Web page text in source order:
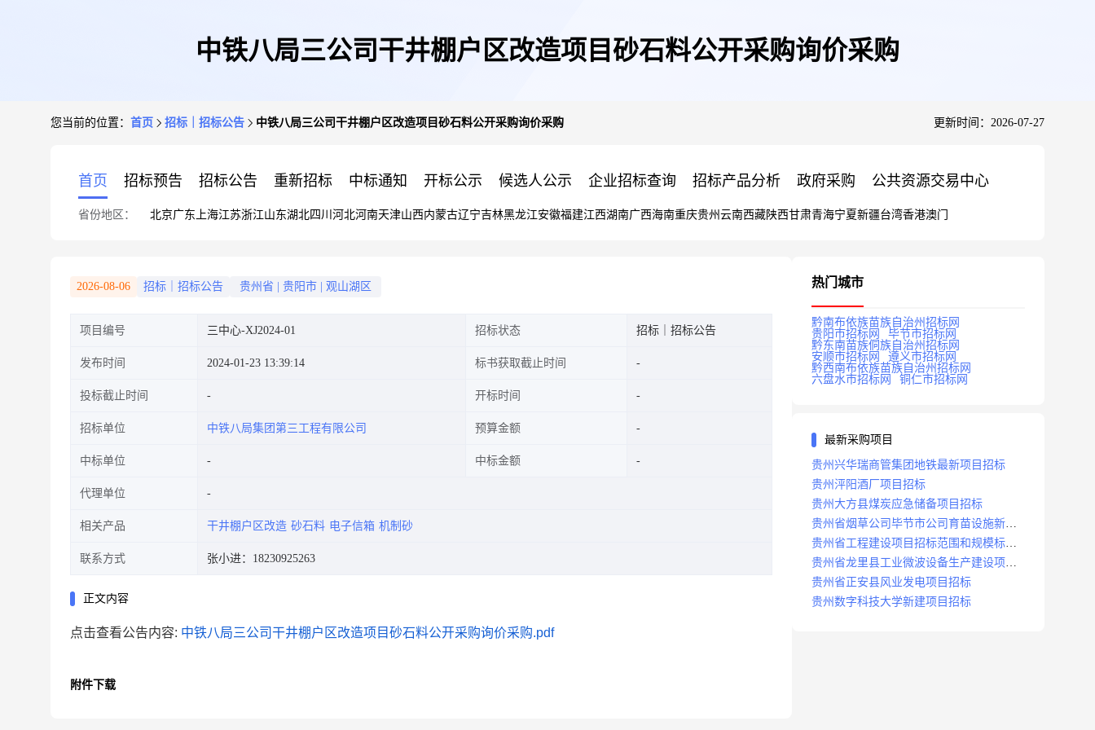
中铁八局三公司干井棚户区改造项目砂石料公开采购询价采购
您当前的位置： 首页 招标｜招标公告 中铁八局三公司干井棚户区改造项目砂石料公开采购询价采购 更新时间：2026-07-27
首页 招标预告 招标公告 重新招标 中标通知 开标公示 候选人公示 企业招标查询 招标产品分析 政府采购 公共资源交易中心
省份地区： 北京广东 上海江苏浙江山东湖北四川 河北河南天津山西内蒙古辽宁吉林黑龙江安徽福建江西湖南广西海南重庆贵州 云南西藏陕西甘肃青海宁夏新疆台湾香港澳门
2026-08-06 招标｜招标公告 贵州省 贵阳市 观山湖区
项目编号 三中心-XJ2024-01 招标状态 招标｜招标公告
发布时间 2024-01-23 13:39:14 标书获取截止时间
投标截止时间 开标时间
招标单位 中铁八局集团第三工程有限公司 预算金额
中标单位 中标金额
代理单位
相关产品 干井棚户区改造 砂石料 电子信箱 机制砂
联系方式 张小进：18230925263
正文内容
点击查看公告内容: 中铁八局三公司干井棚户区改造项目砂石料公开采购询价采购.pdf
附件下载
热门城市
黔南布依族苗族自治州招标网
贵阳市招标网
毕节市招标网
黔东南苗族侗族自治州招标网
安顺市招标网
遵义市招标网
黔西南布依族苗族自治州招标网
六盘水市招标网
铜仁市招标网
最新采购项目
贵州兴华瑞商管集团地铁最新项目招标
贵州泙阳酒厂项目招标
贵州大方县煤炭应急储备项目招标
贵州省烟草公司毕节市公司育苗设施新建
及修复项目招标公告
贵州省工程建设项目招标范围和规模标准
规定
贵州省龙里县工业微波设备生产建设项目
招标
贵州省正安县风业发电项目招标
贵州数字科技大学新建项目招标